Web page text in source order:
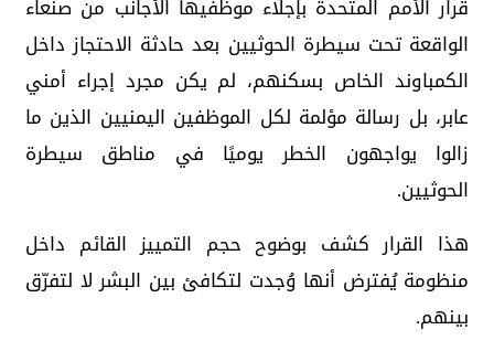
قرار الأمم المتحدة بإجلاء موظفيها الأجانب من صنعاء
الواقعة تحت سيطرة الحوثيين بعد حادثة الاحتجاز داخل
الكمباوند الخاص بسكنهم، لم يكن مجرد إجراء أمني
عابر، بل رسالة مؤلمة لكل الموظفين اليمنيين الذين ما
زالوا يواجهون الخطر يوميًا في مناطق سيطرة
الحوثيين.
هذا القرار كشف بوضوح حجم التمييز القائم داخل
منظومة يُفترض أنها وُجدت لتكافئ بين البشر لا لتفرّق
بينهم.